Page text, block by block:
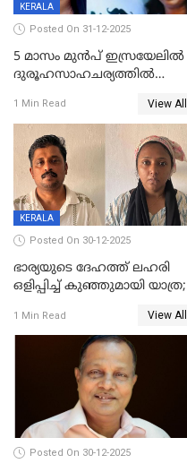
KERALA
Posted On 31-12-2025
5 മാസം മുൻപ് ഇസ്രയേലിൽ
ദുരൂഹസാഹചര്യത്തിൽ
മലയാളി യുവാവിന്റെ ഭാര്യയും
മരിച്ചു
1 Min Read View All
KERALA
Posted On 30-12-2025
ഭാര്യയുടെ ദേഹത്ത് ലഹരി
ഒളിപ്പിച്ച് കുഞ്ഞുമായി യാത്ര;
പിടികൂടി പൊലീസ്
1 Min Read View All
Posted On 30-12-2025